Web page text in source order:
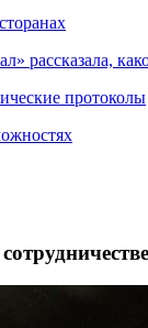
рассказала,
протоколы